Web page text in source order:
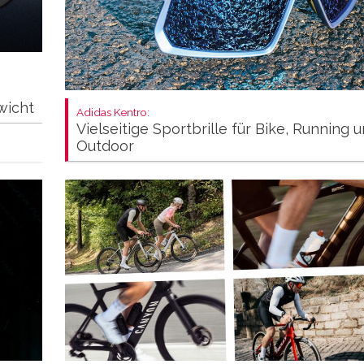
Adidas Kentro:
Vielseitige Sportbrille für Bike, Running
Outdoor